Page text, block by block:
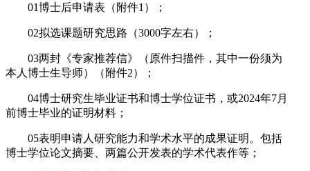
01博士后申请表（附件1）；
02拟选课题研究思路（3000字左右）；
03两封《专家推荐信》（原件扫描件，其中一份须为
本人博士生导师）（附件2）；
04博士研究生毕业证书和博士学位证书，或2024年7月
前博士毕业的证明材料；
05表明申请人研究能力和学术水平的成果证明。包括
博士学位论文摘要、两篇公开发表的学术代表作等；